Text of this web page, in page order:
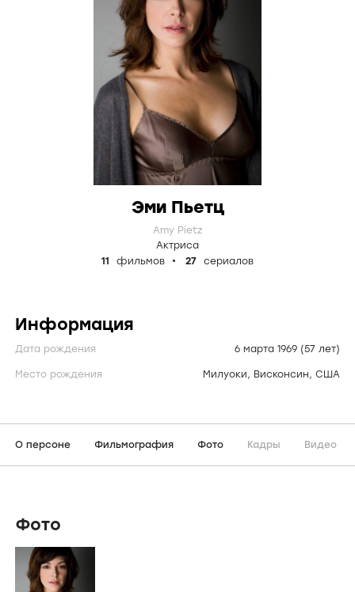
Эми Пьетц
Amy Pietz
Актриса
11
фильмов 27 сериалов
Информация
Дата рождения 6 марта 1969 (57 лет)
Место рождения Милуоки, Висконсин, США
О персоне Фильмография Фото Кадры Видео
Фото